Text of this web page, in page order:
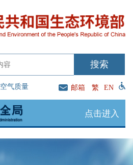
空气质量 邮箱 繁 EN
点击进入